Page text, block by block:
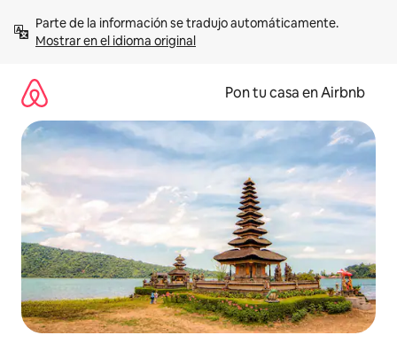
contenidoMostrar en el idioma original
Pon tu casa en Airbnb